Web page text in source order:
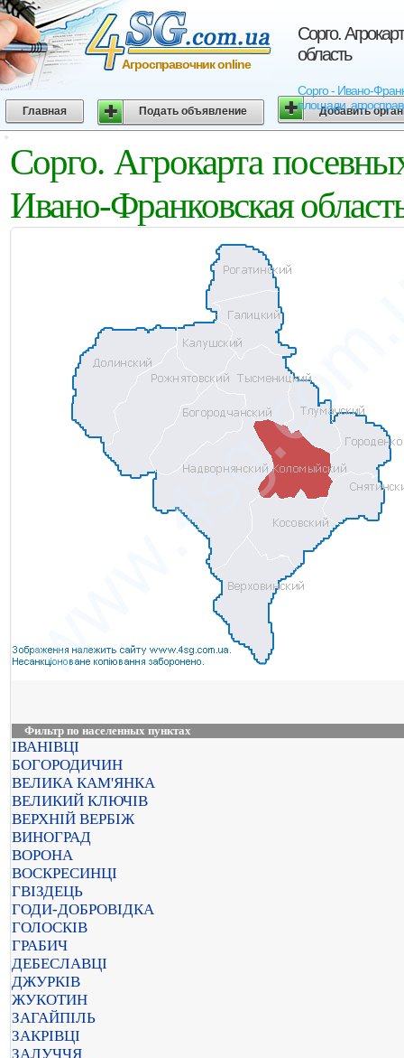
Сорго.
область
Сорго - Ивано-
площади,
Агросправочник online
Главная Подать объявление Добавить
Сорго. Агрокарта
Ивано-Франковская
Фильтр по населенных пунктах
ІВАНІВЦІ
БОГОРОДИЧИН
ВЕЛИКА КАМ'ЯНКА
ВЕЛИКИЙ КЛЮЧІВ
ВЕРХНІЙ ВЕРБІЖ
ВИНОГРАД
ВОРОНА
ВОСКРЕСИНЦІ
ГВІЗДЕЦЬ
ГОДИ-ДОБРОВІДКА
ГОЛОСКІВ
ГРАБИЧ
ДЕБЕСЛАВЦІ
ДЖУРКІВ
ЖУКОТИН
ЗАГАЙПІЛЬ
ЗАКРІВЦІ
ЗАЛУЧЧЯ